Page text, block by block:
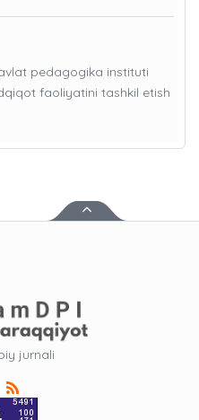
pedagogika instituti
faoliyatini tashkil etish
jurnali